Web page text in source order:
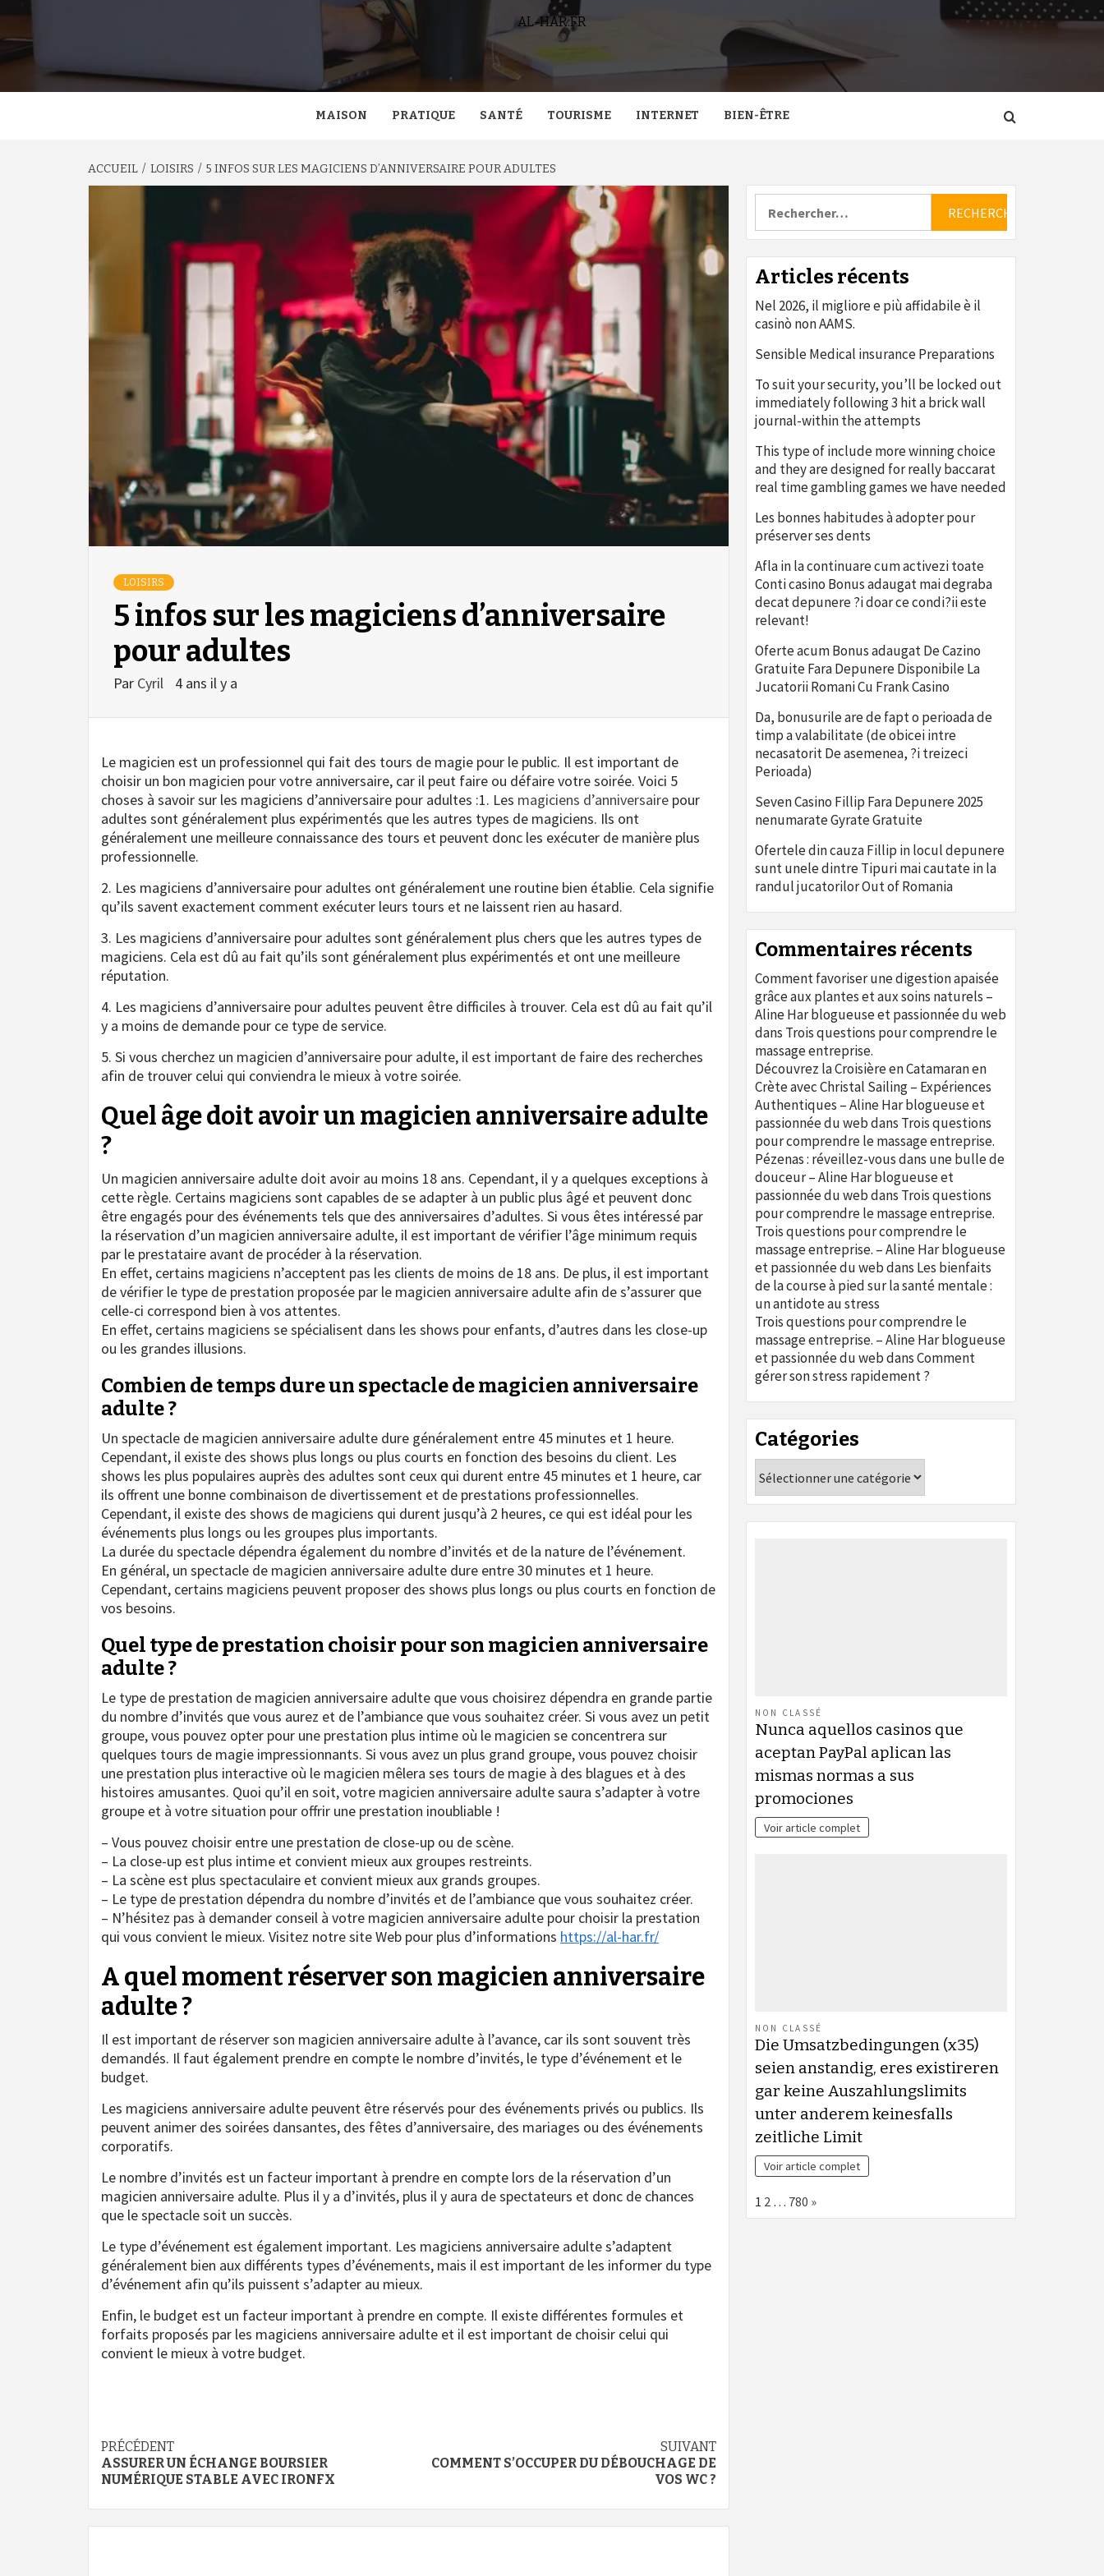
AL-HAR.FR
MAISON PRATIQUE SANTÉ TOURISME INTERNET BIEN-ÊTRE
ACCUEIL LOISIRS 5 INFOS SUR LES MAGICIENS D’ANNIVERSAIRE POUR ADULTES
LOISIRS
5 infos sur les magiciens d’anniversaire
pour adultes
Par Cyril 4 ans il y a
Le magicien est un professionnel qui fait des tours de magie pour le public. Il est important de
choisir un bon magicien pour votre anniversaire, car il peut faire ou défaire votre soirée. Voici 5
choses à savoir sur les magiciens d’anniversaire pour adultes :1. Les magiciens d’anniversaire pour
adultes sont généralement plus expérimentés que les autres types de magiciens. Ils ont
généralement une meilleure connaissance des tours et peuvent donc les exécuter de manière plus
professionnelle.
2. Les magiciens d’anniversaire pour adultes ont généralement une routine bien établie. Cela signifie
qu’ils savent exactement comment exécuter leurs tours et ne laissent rien au hasard.
3. Les magiciens d’anniversaire pour adultes sont généralement plus chers que les autres types de
magiciens. Cela est dû au fait qu’ils sont généralement plus expérimentés et ont une meilleure
réputation.
4. Les magiciens d’anniversaire pour adultes peuvent être difficiles à trouver. Cela est dû au fait qu’il
y a moins de demande pour ce type de service.
5. Si vous cherchez un magicien d’anniversaire pour adulte, il est important de faire des recherches
afin de trouver celui qui conviendra le mieux à votre soirée.
Quel âge doit avoir un magicien anniversaire adulte
?
Un magicien anniversaire adulte doit avoir au moins 18 ans. Cependant, il y a quelques exceptions à
cette règle. Certains magiciens sont capables de se adapter à un public plus âgé et peuvent donc
être engagés pour des événements tels que des anniversaires d’adultes. Si vous êtes intéressé par
la réservation d’un magicien anniversaire adulte, il est important de vérifier l’âge minimum requis
par le prestataire avant de procéder à la réservation.
En effet, certains magiciens n’acceptent pas les clients de moins de 18 ans. De plus, il est important
de vérifier le type de prestation proposée par le magicien anniversaire adulte afin de s’assurer que
celle-ci correspond bien à vos attentes.
En effet, certains magiciens se spécialisent dans les shows pour enfants, d’autres dans les close-up
ou les grandes illusions.
Combien de temps dure un spectacle de magicien anniversaire
adulte ?
Un spectacle de magicien anniversaire adulte dure généralement entre 45 minutes et 1 heure.
Cependant, il existe des shows plus longs ou plus courts en fonction des besoins du client. Les
shows les plus populaires auprès des adultes sont ceux qui durent entre 45 minutes et 1 heure, car
ils offrent une bonne combinaison de divertissement et de prestations professionnelles.
Cependant, il existe des shows de magiciens qui durent jusqu’à 2 heures, ce qui est idéal pour les
événements plus longs ou les groupes plus importants.
La durée du spectacle dépendra également du nombre d’invités et de la nature de l’événement.
En général, un spectacle de magicien anniversaire adulte dure entre 30 minutes et 1 heure.
Cependant, certains magiciens peuvent proposer des shows plus longs ou plus courts en fonction de
vos besoins.
Quel type de prestation choisir pour son magicien anniversaire
adulte ?
Le type de prestation de magicien anniversaire adulte que vous choisirez dépendra en grande partie
du nombre d’invités que vous aurez et de l’ambiance que vous souhaitez créer. Si vous avez un petit
groupe, vous pouvez opter pour une prestation plus intime où le magicien se concentrera sur
quelques tours de magie impressionnants. Si vous avez un plus grand groupe, vous pouvez choisir
une prestation plus interactive où le magicien mêlera ses tours de magie à des blagues et à des
histoires amusantes. Quoi qu’il en soit, votre magicien anniversaire adulte saura s’adapter à votre
groupe et à votre situation pour offrir une prestation inoubliable !
– Vous pouvez choisir entre une prestation de close-up ou de scène.
– La close-up est plus intime et convient mieux aux groupes restreints.
– La scène est plus spectaculaire et convient mieux aux grands groupes.
– Le type de prestation dépendra du nombre d’invités et de l’ambiance que vous souhaitez créer.
– N’hésitez pas à demander conseil à votre magicien anniversaire adulte pour choisir la prestation
qui vous convient le mieux. Visitez notre site Web pour plus d’informations https://al-har.fr/
A quel moment réserver son magicien anniversaire
adulte ?
Il est important de réserver son magicien anniversaire adulte à l’avance, car ils sont souvent très
demandés. Il faut également prendre en compte le nombre d’invités, le type d’événement et le
budget.
Les magiciens anniversaire adulte peuvent être réservés pour des événements privés ou publics. Ils
peuvent animer des soirées dansantes, des fêtes d’anniversaire, des mariages ou des événements
corporatifs.
Le nombre d’invités est un facteur important à prendre en compte lors de la réservation d’un
magicien anniversaire adulte. Plus il y a d’invités, plus il y aura de spectateurs et donc de chances
que le spectacle soit un succès.
Le type d’événement est également important. Les magiciens anniversaire adulte s’adaptent
généralement bien aux différents types d’événements, mais il est important de les informer du type
d’événement afin qu’ils puissent s’adapter au mieux.
Enfin, le budget est un facteur important à prendre en compte. Il existe différentes formules et
forfaits proposés par les magiciens anniversaire adulte et il est important de choisir celui qui
convient le mieux à votre budget.
Navigation
d’article
PRÉCÉDENT
ASSURER UN ÉCHANGE BOURSIER
NUMÉRIQUE STABLE AVEC IRONFX
SUIVANT
COMMENT S’OCCUPER DU DÉBOUCHAGE DE
VOS WC ?
Articles récents
Nel 2026, il migliore e più affidabile è il
casinò non AAMS.
Sensible Medical insurance Preparations
To suit your security, you’ll be locked out
immediately following 3 hit a brick wall
journal-within the attempts
This type of include more winning choice
and they are designed for really baccarat
real time gambling games we have needed
Les bonnes habitudes à adopter pour
préserver ses dents
Afla in la continuare cum activezi toate
Conti casino Bonus adaugat mai degraba
decat depunere ?i doar ce condi?ii este
relevant!
Oferte acum Bonus adaugat De Cazino
Gratuite Fara Depunere Disponibile La
Jucatorii Romani Cu Frank Casino
Da, bonusurile are de fapt o perioada de
timp a valabilitate (de obicei intre
necasatorit De asemenea, ?i treizeci
Perioada)
Seven Casino Fillip Fara Depunere 2025
nenumarate Gyrate Gratuite
Ofertele din cauza Fillip in locul depunere
sunt unele dintre Tipuri mai cautate in la
randul jucatorilor Out of Romania
Commentaires récents
Comment favoriser une digestion apaisée
grâce aux plantes et aux soins naturels –
Aline Har blogueuse et passionnée du web
dans Trois questions pour comprendre le
massage entreprise.
Découvrez la Croisière en Catamaran en
Crète avec Christal Sailing – Expériences
Authentiques – Aline Har blogueuse et
passionnée du webdans Trois questions
pour comprendre le massage entreprise.
Pézenas : réveillez-vous dans une bulle de
douceur – Aline Har blogueuse et
passionnée du webdans Trois questions
pour comprendre le massage entreprise.
Trois questions pour comprendre le
massage entreprise. – Aline Har blogueuse
et passionnée du webdans Les bienfaits
de la course à pied sur la santé mentale :
un antidote au stress
Trois questions pour comprendre le
massage entreprise. – Aline Har blogueuse
et passionnée du webdansComment
gérer son stress rapidement ?
Catégories
NON CLASSÉ
Nunca aquellos casinos que
aceptan PayPal aplican las
mismas normas a sus
promociones
Voir article complet
NON CLASSÉ
Die Umsatzbedingungen (x35)
seien anstandig, eres existireren
gar keine Auszahlungslimits
unter anderem keinesfalls
zeitliche Limit
Voir article complet
Page:
1 2 … 780 Next
»